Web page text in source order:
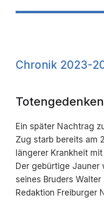
Chronik 2023-
Totengedenken
Ein später Nachtrag
Zug starb bereits am
längerer Krankheit
Der gebürtige Jauner
seines Bruders
Redaktion Freiburger